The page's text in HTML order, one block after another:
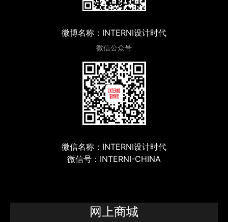
微博名称：INTERNI设计时代
微信公众号
微信名称：INTERNI设计时代
微信号：INTERNI-CHINA
网上商城